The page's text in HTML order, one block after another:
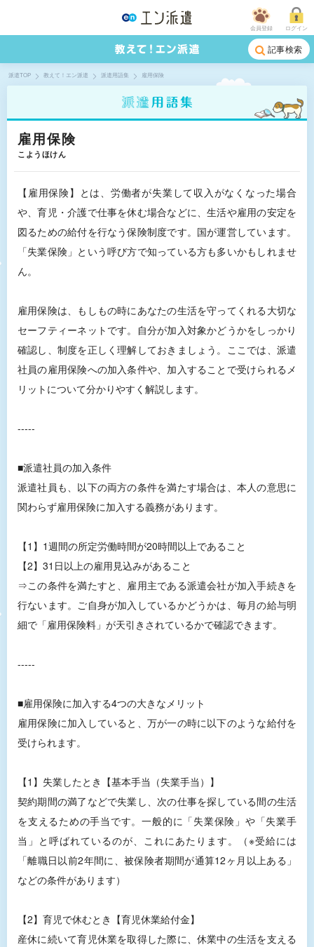
会員登録 ログイン
記事検索
派遣TOP 教えて！エン派遣 派遣用語集 雇用保険
雇用保険
こようほけん
【雇用保険】とは、労働者が失業して収入がなくなった場合
や、育児・介護で仕事を休む場合などに、生活や雇用の安定を
図るための給付を行なう保険制度です。国が運営しています。
「失業保険」という呼び方で知っている方も多いかもしれませ
ん。
雇用保険は、もしもの時にあなたの生活を守ってくれる大切な
セーフティーネットです。自分が加入対象かどうかをしっかり
確認し、制度を正しく理解しておきましょう。ここでは、派遣
社員の雇用保険への加入条件や、加入することで受けられるメ
リットについて分かりやすく解説します。
-----
■派遣社員の加入条件
派遣社員も、以下の両方の条件を満たす場合は、本人の意思に
関わらず雇用保険に加入する義務があります。
【1】1週間の所定労働時間が20時間以上であること
【2】31日以上の雇用見込みがあること
⇒この条件を満たすと、雇用主である派遣会社が加入手続きを
行ないます。ご自身が加入しているかどうかは、毎月の給与明
細で「雇用保険料」が天引きされているかで確認できます。
-----
■雇用保険に加入する4つの大きなメリット
雇用保険に加入していると、万が一の時に以下のような給付を
受けられます。
【1】失業したとき【基本手当（失業手当）】
契約期間の満了などで失業し、次の仕事を探している間の生活
を支えるための手当です。一般的に「失業保険」や「失業手
当」と呼ばれているのが、これにあたります。（※受給には
「離職日以前2年間に、被保険者期間が通算12ヶ月以上ある」
などの条件があります）
【2】育児で休むとき【育児休業給付金】
産休に続いて育児休業を取得した際に、休業中の生活を支える